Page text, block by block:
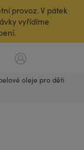
provoz. V pátek
vyřídíme
oleje pro děti